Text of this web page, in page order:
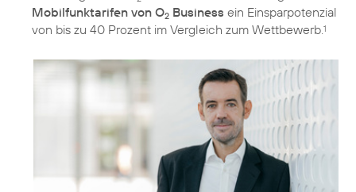
Mobilfunktarifen von O2 Business ein Einsparpotenzial
von bis zu 40 Prozent im Vergleich zum Wettbewerb. 1